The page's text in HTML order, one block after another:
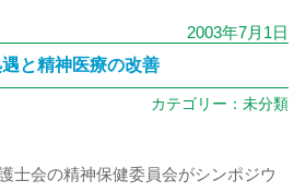
2003年7月1日
と精神医療の改善
カテゴリー： 未分類
士会の精神保健委員会がシンポジウ